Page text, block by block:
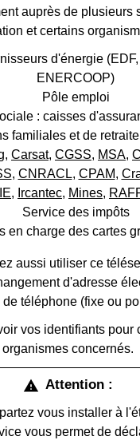
auprès de plusieurs
et certains
d'énergie
ENERCOOP)
Pôle emploi
: caisses
familiales et de
, Carsat, CGSS, MSA,
, CNRACL, CPAM,
, Ircantec, Mines,
Service des impôts
en charge des cartes
aussi utiliser ce
d'adresse
de téléphone (fixe ou
vos identifiants pour
organismes concernés.
warning Attention :
vous installer à
vous permet de